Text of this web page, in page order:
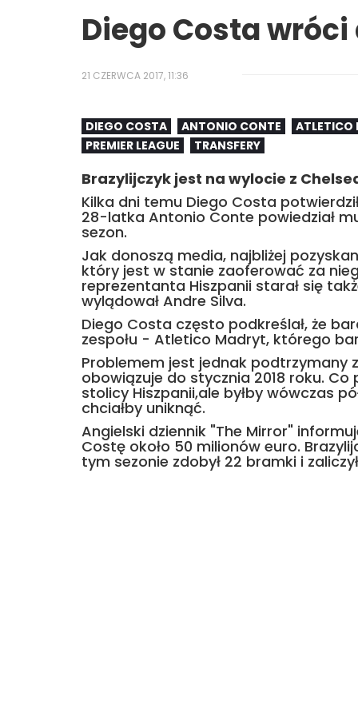
Diego Costa
21 CZERWCA 2017, 11:36
DIEGO COSTA ANTONIO CONTE
ATLETICO
PREMIER LEAGUE
TRANSFERY
Brazylijczyk jest na wylocie z
Kilka dni temu Diego Costa
28-latka Antonio Conte powiedział
sezon.
Jak donoszą media, najbliżej
który jest w stanie zaoferować za
reprezentanta Hiszpanii starał się
wylądował Andre Silva.
Diego Costa często podkreślał, że
zespołu - Atletico Madryt, którego
Problemem jest jednak podtrzymany
obowiązuje do stycznia 2018 roku.
stolicy Hiszpanii,ale byłby wówczas
chciałby uniknąć.
Angielski dziennik "The Mirror"
Costę około 50 milionów euro.
tym sezonie zdobył 22 bramki i